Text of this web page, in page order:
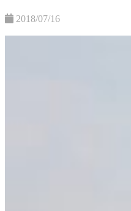
2018/07/16